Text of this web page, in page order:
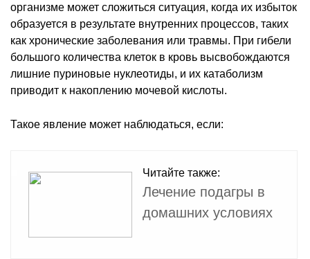
организме может сложиться ситуация, когда их избыток
образуется в результате внутренних процессов, таких
как хронические заболевания или травмы. При гибели
большого количества клеток в кровь высвобождаются
лишние пуриновые нуклеотиды, и их катаболизм
приводит к накоплению мочевой кислоты.
Такое явление может наблюдаться, если:
Читайте также:
Лечение подагры в
домашних условиях